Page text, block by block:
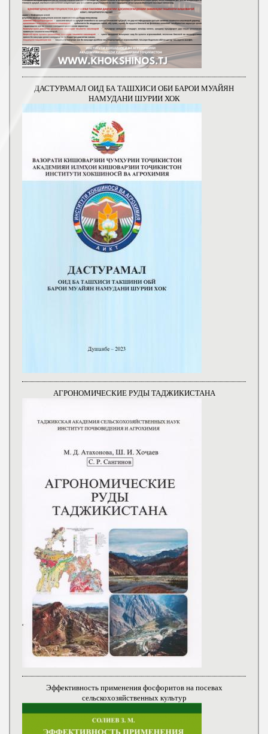
ДАСТУРАМАЛ ОИД БА ТАШХИСИ ОБИ БАРОИ МУАЙЯН
НАМУДАНИ ШУРИИ ХОК
АГРОНОМИЧЕСКИЕ РУДЫ ТАДЖИКИСТАНА
Эффективность применения фосфоритов на посевах
сельскохозяйственных культур